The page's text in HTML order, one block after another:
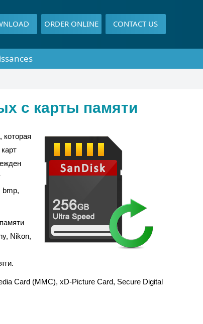
ORDER ONLINE CONTACT US
с карты памяти
bmp,
Nikon,
Card (MMC), xD-Picture Card, Secure Digital